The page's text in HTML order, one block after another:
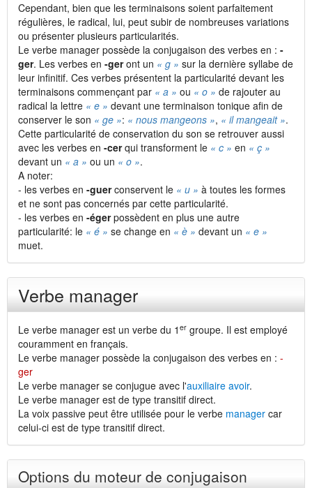
Cependant, bien que les terminaisons soient parfaitement
régulières, le radical, lui, peut subir de nombreuses variations
ou présenter plusieurs particularités.
Le verbe manager possède la conjugaison des verbes en : -
ger. Les verbes en -geront un « g » sur la dernière syllabe de
leur infinitif. Ces verbes présentent la particularité devant les
terminaisons commençant par « a » ou « o » de rajouter au
radical la lettre « e » devant une terminaison tonique afin de
conserver le son « ge »: « nous mangeons », « il mangeait ».
Cette particularité de conservation du son se retrouver aussi
avec les verbes en -cerqui transforment le « c » en « ç »
devant un « a » ou un « o ».
A noter:
- les verbes en -guerconservent le « u » à toutes les formes
et ne sont pas concernés par cette particularité.
- les verbes en -égerpossèdent en plus une autre
particularité: le « é » se change en « è » devant un « e »
muet.
Verbe manager
Le verbe manager est un verbe du 1 er groupe. Il est employé
couramment en français.
Le verbe manager possède la conjugaison des verbes en : -
ger
Le verbe manager se conjugue avec l'auxiliaire avoir.
Le verbe manager est de type transitif direct.
La voix passive peut être utilisée pour le verbe manager car
celui-ci est de type transitif direct.
Options du moteur de conjugaison